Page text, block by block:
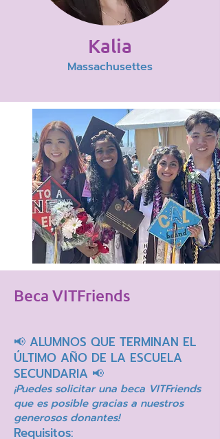
Kalia
Massachusettes
¡7 BECAS
OTORGADAS
DESDE 2021!
Beca VITFriends
📢 ALUMNOS QUE TERMINAN EL
ÚLTIMO AÑO DE LA ESCUELA
SECUNDARIA 📢
¡Puedes solicitar una beca VITFriends
que es posible gracias a nuestros
generosos donantes!
Requisitos: